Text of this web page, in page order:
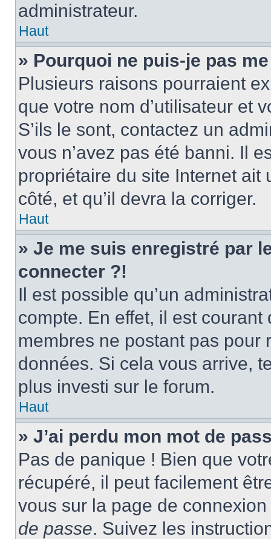
administrateur.
Haut
» Pourquoi ne puis-je pas
Plusieurs raisons pourraient
que votre nom d’utilisateur et
S’ils le sont, contactez un
vous n’avez pas été banni. Il
propriétaire du site Internet
côté, et qu’il devra la corriger.
Haut
» Je me suis enregistré par
connecter ?!
Il est possible qu’un
compte. En effet, il est
membres ne postant pas
données. Si cela vous arrive,
plus investi sur le forum.
Haut
» J’ai perdu mon mot de
Pas de panique ! Bien que
récupéré, il peut facilement
vous sur la page de
de passe. Suivez les